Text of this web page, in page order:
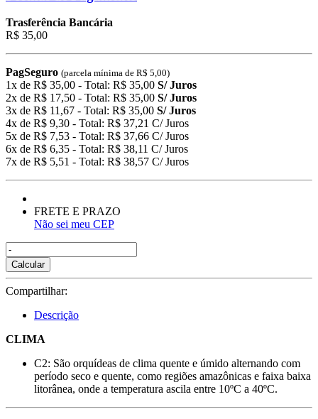
Trasferência Bancária
R$ 35,00
PagSeguro (parcela mínima de R$ 5,00)
1x de R$ 35,00 - Total: R$ 35,00 S/ Juros
2x de R$ 17,50 - Total: R$ 35,00 S/ Juros
3x de R$ 11,67 - Total: R$ 35,00 S/ Juros
4x de R$ 9,30 - Total: R$ 37,21 C/ Juros
5x de R$ 7,53 - Total: R$ 37,66 C/ Juros
6x de R$ 6,35 - Total: R$ 38,11 C/ Juros
7x de R$ 5,51 - Total: R$ 38,57 C/ Juros
FRETE E PRAZO
Não sei meu CEP
Calcular
Compartilhar:
Descrição
CLIMA
C2: São orquídeas de clima quente e úmido alternando com
período seco e quente, como regiões amazônicas e faixa baixa
litorânea, onde a temperatura ascila entre 10ºC a 40ºC.